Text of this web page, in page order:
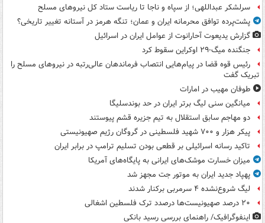
سرلشکر عبداللهی؛ از سپاه و ناجا تا ریاست ستاد کل نیروهای مسلح
پشت‌پرده توافق محرمانه ایران و عمان؛ تنگه هرمز در آستانه تغییر تاریخی؟
گزارش یدیعوت آحارانوت از عوامل ایران در اسرائیل
جنگنده میگ-۲۹ اوکراین سقوط کرد
رئیس قوه قضا در پیام‌هایی انتصاب‌ فرماندهان عالی‌رتبه در نیروهای مسلح را
تبریک گفت
طوفان مهیب در امارات
میانگین سنی لیگ برتر ایران در حد بوندسلیگا
دو مهاجم سابق استقلال به تیم جزیره قشم پیوستند
پیکر هزار و ۷۰۰ شهید فلسطینی در گروگان رژیم صهیونیستی
تاکید رسانه اسرائیلی بر قطعی بودن تسلیم ترامپ در برابر ایران
میزان خسارت موشک‌های ایرانی به پایگاه‌های آمریکا
پهپاد جدید ایران به موتور جت مجهز شد
لیگ شروع‌نشده ۴ سرمربی برکنار شدند
۲۰ درصد صهیونیست‌ها درصدد ترک فلسطین اشغالی
اینفوگرافیک/ راهنمای بررسی رسید بانکی